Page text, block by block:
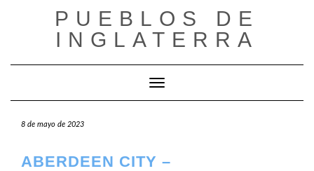
PUEBLOS DE
INGLATERRA
Cambiar modo de navegación
8 de mayo de 2023
ABERDEEN CITY –